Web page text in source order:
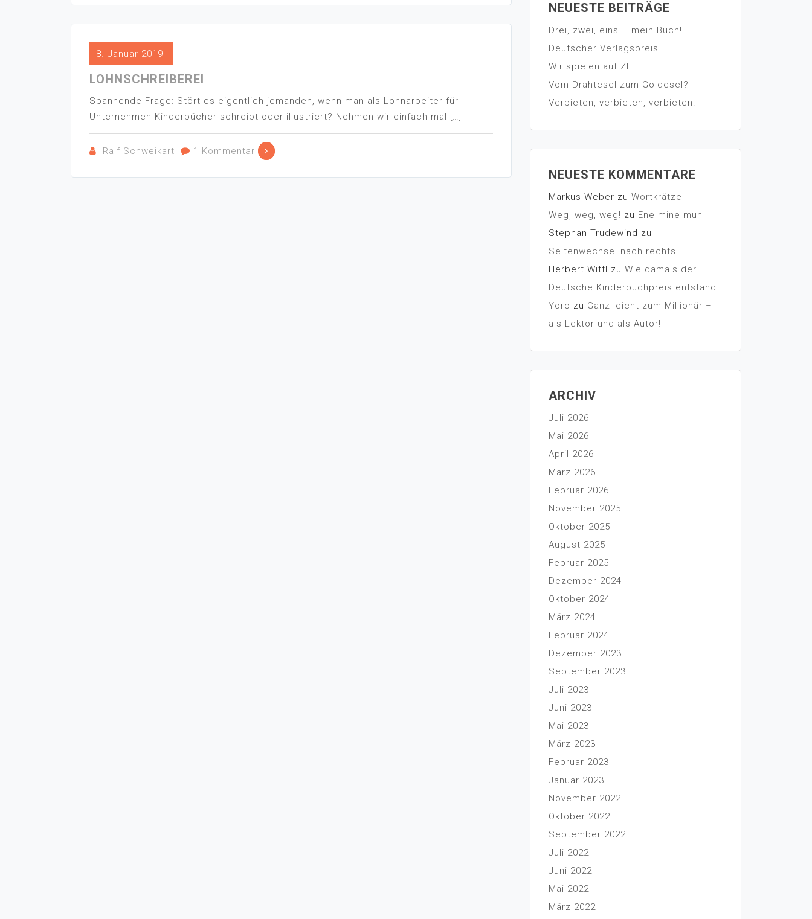
8. Januar 2019
LOHNSCHREIBEREI
Spannende Frage: Stört es eigentlich jemanden, wenn man als Lohnarbeiter für
Unternehmen Kinderbücher schreibt oder illustriert? Nehmen wir einfach mal […]
Ralf Schweikart 1 Kommentar
NEUESTE BEITRÄGE
Drei, zwei, eins – mein Buch!
Deutscher Verlagspreis
Wir spielen auf ZEIT
Vom Drahtesel zum Goldesel?
Verbieten, verbieten, verbieten!
NEUESTE KOMMENTARE
Markus Weber zu Wortkrätze
Weg, weg, weg! zu Ene mine muh
Stephan Trudewind zu
Seitenwechsel nach rechts
Herbert Wittl zu Wie damals der
Deutsche Kinderbuchpreis entstand
Yoro zu Ganz leicht zum Millionär –
als Lektor und als Autor!
ARCHIV
Juli 2026
Mai 2026
April 2026
März 2026
Februar 2026
November 2025
Oktober 2025
August 2025
Februar 2025
Dezember 2024
Oktober 2024
März 2024
Februar 2024
Dezember 2023
September 2023
Juli 2023
Juni 2023
Mai 2023
März 2023
Februar 2023
Januar 2023
November 2022
Oktober 2022
September 2022
Juli 2022
Juni 2022
Mai 2022
März 2022